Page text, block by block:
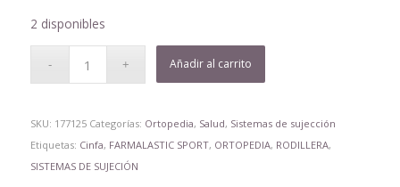
2 disponibles
Añadir al carrito
SKU: 177125 Categorías: Ortopedia, Salud, Sistemas de sujección
Etiquetas: Cinfa, FARMALASTIC SPORT, ORTOPEDIA, RODILLERA,
SISTEMAS DE SUJECIÓN